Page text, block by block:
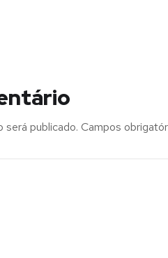
será publicado. Campos